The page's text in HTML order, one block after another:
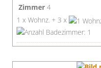
Zimmer 4
1 x Wohnz. + 3 x